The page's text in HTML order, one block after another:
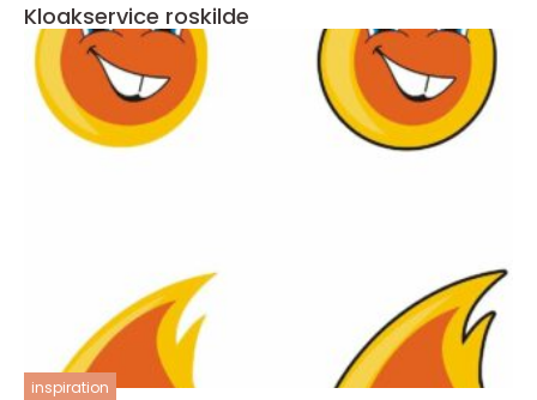
Kloakservice roskilde
inspiration